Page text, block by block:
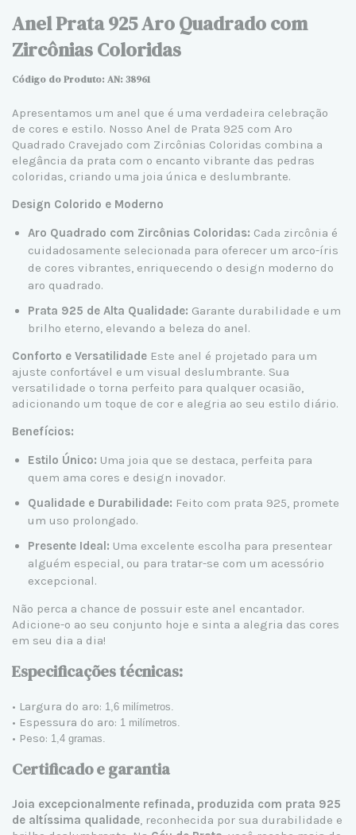
Anel Prata 925 Aro Quadrado com
Zircônias Coloridas
Código do Produto: AN: 38961
Apresentamos um anel que é uma verdadeira celebração
de cores e estilo. Nosso Anel de Prata 925 com Aro
Quadrado Cravejado com Zircônias Coloridas combina a
elegância da prata com o encanto vibrante das pedras
coloridas, criando uma joia única e deslumbrante.
Design Colorido e Moderno
Aro Quadrado com Zircônias Coloridas: Cada zircônia é
cuidadosamente selecionada para oferecer um arco-íris
de cores vibrantes, enriquecendo o design moderno do
aro quadrado.
Prata 925 de Alta Qualidade: Garante durabilidade e um
brilho eterno, elevando a beleza do anel.
Conforto e Versatilidade Este anel é projetado para um
ajuste confortável e um visual deslumbrante. Sua
versatilidade o torna perfeito para qualquer ocasião,
adicionando um toque de cor e alegria ao seu estilo diário.
Benefícios:
Estilo Único: Uma joia que se destaca, perfeita para
quem ama cores e design inovador.
Qualidade e Durabilidade: Feito com prata 925, promete
um uso prolongado.
Presente Ideal: Uma excelente escolha para presentear
alguém especial, ou para tratar-se com um acessório
excepcional.
Não perca a chance de possuir este anel encantador.
Adicione-o ao seu conjunto hoje e sinta a alegria das cores
em seu dia a dia!
Especificações técnicas:
• Largura do aro: 1,6 milímetros.
• Espessura do aro: 1 milímetros.
• Peso: 1,4 gramas.
Certificado e garantia
Joia excepcionalmente refinada, produzida com prata 925
de altíssima qualidade, reconhecida por sua durabilidade e